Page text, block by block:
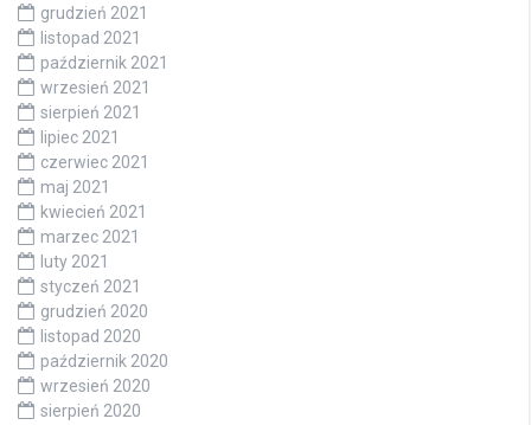
grudzień 2021
listopad 2021
październik 2021
wrzesień 2021
sierpień 2021
lipiec 2021
czerwiec 2021
maj 2021
kwiecień 2021
marzec 2021
luty 2021
styczeń 2021
grudzień 2020
listopad 2020
październik 2020
wrzesień 2020
sierpień 2020